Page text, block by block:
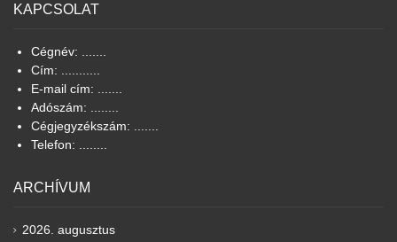
KAPCSOLAT
Cégnév: .......
Cím: ...........
E-mail cím: .......
Adószám: ........
Cégjegyzékszám: .......
Telefon: ........
ARCHÍVUM
2026. augusztus